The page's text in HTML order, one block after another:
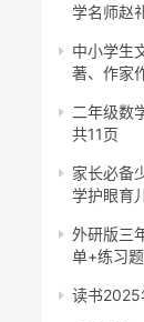
学名师赵
中小学生
著、作家
二年级数
共11页
家长必备
学护眼育
外研版三
单+练习
读书2025